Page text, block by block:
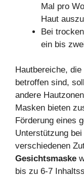
Mal pro
Haut
Bei
ein bis
Hautbereiche,
betroffen sind,
andere
Masken bieten
Förderung eines
Unterstützung
verschiedenen
Gesichtsmaske
bis zu 6-7